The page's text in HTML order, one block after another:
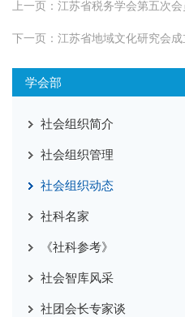
上一页： 江苏省税务学会第五次
下一页： 江苏省地域文化研究会
学会部
社会组织简介
社会组织管理
社会组织动态
社科名家
《社科参考》
社会智库风采
社团会长专家谈